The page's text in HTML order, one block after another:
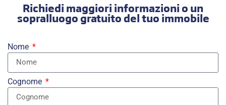
Ristrutturazioni civili
Ci occupiamo di ristrutturazioni complete o parziali di
appartamenti, esercizi commerciali e condomini a Torino e
Richiedi maggiori informazioni o un
sopralluogo gratuito del tuo immobile
Nome
Cognome